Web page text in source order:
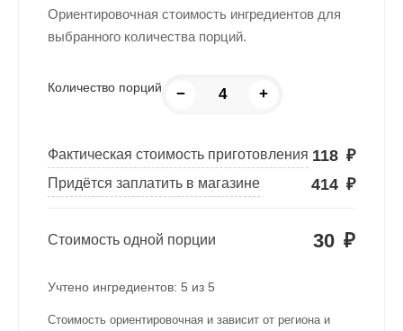
Ориентировочная стоимость ингредиентов для
выбранного количества порций.
Количество порций − +
Фактическая стоимость приготовления 118 ₽
Придётся заплатить в магазине 414 ₽
Стоимость одной порции 30 ₽
Учтено ингредиентов: 5 из 5
Стоимость ориентировочная и зависит от региона и